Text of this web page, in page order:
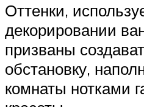
Оттенки,
декорировании
призваны
обстановку,
комнаты нотками